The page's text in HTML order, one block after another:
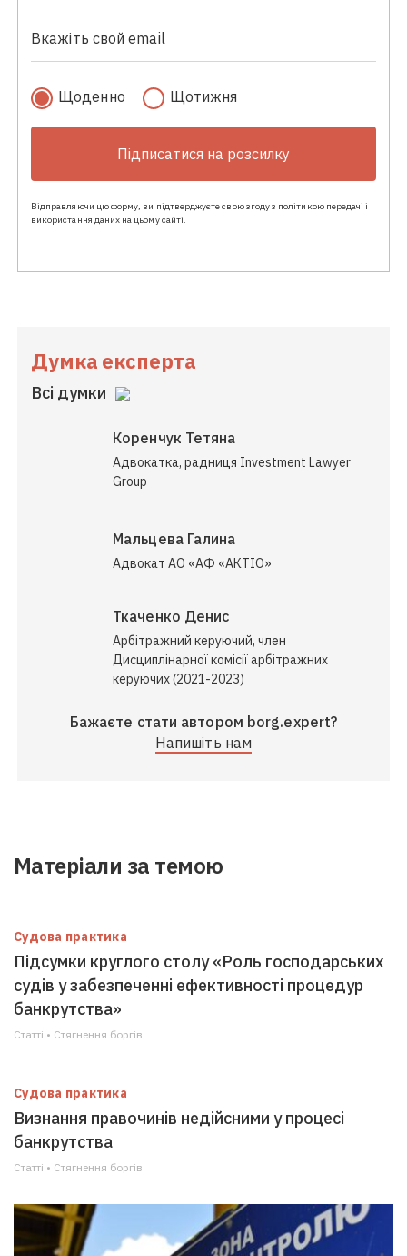
Щоденно Щотижня
Підписатися на розсилку
Відправляючи цю форму, ви підтверджуєте свою згоду з політикою передачі і
використання даних на цьому сайті.
Думка експерта
Всі думки
Коренчук Тетяна
Адвокатка, радниця Investment Lawyer
Group
Мальцева Галина
Адвокат АО «АФ «АКТІО»
Ткаченко Денис
Арбітражний керуючий, член
Дисциплінарної комісії арбітражних
керуючих (2021-2023)
Бажаєте стати автором borg.expert?
Напишіть нам
Матеріали за темою
Судова практика
Підсумки круглого столу «Роль господарських
судів у забезпеченні ефективності процедур
банкрутства»
Статті • Стягнення боргiв
Судова практика
Визнання правочинів недійсними у процесі
банкрутства
Статті • Стягнення боргiв